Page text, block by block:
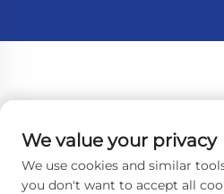
We value your privacy
We use cookies and similar
you don't want to accept all